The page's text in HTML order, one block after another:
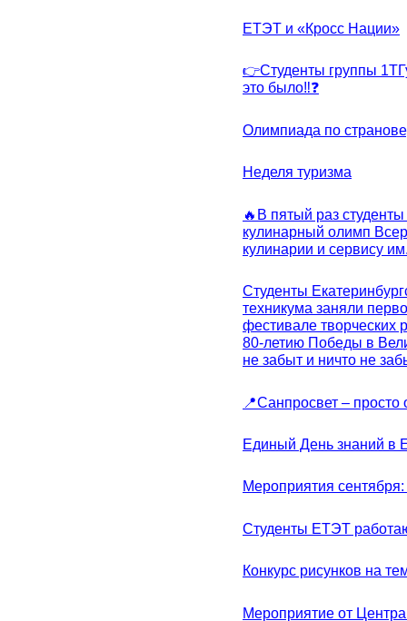
ЕТЭТ и «Кросс Нации»
👉Студенты группы
это было‼❓
Олимпиада по
Неделя туризма
🔥В пятый раз
кулинарный олимп
кулинарии и сервису
Студенты
техникума заняли
фестивале
80-летию Победы в
не забыт и ничто не
📍Санпросвет –
Единый День знаний в
Мероприятия
Студенты ЕТЭТ
Конкурс рисунков на
Мероприятие от